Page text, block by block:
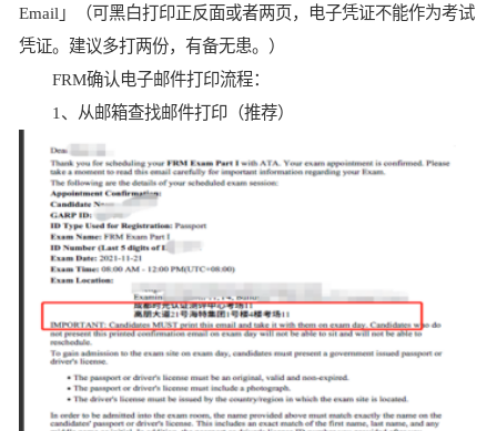
Email」（可黑白打印正反面或者两页，电子凭证不能作为考试
凭证。建议多打两份，有备无患。）
FRM确认电子邮件打印流程：
1、从邮箱查找邮件打印（推荐）